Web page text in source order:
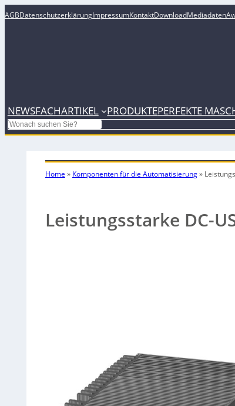
AGBDatenschutzerklärungImpressumKontaktDownloadMediadaten
NEWSFACHARTIKEL PRODUKTEPERFEKTE
Search
Home » Komponenten für die Automatisierung»
Leistungsstarke DC-